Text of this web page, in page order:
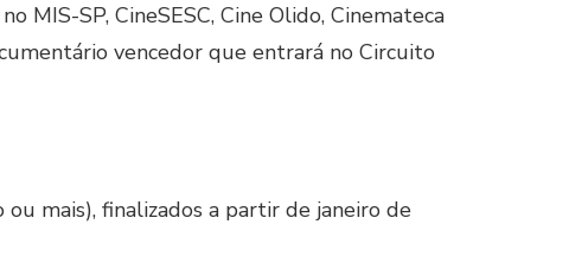
MIS-SP, CineSESC, Cine Olido, Cinemateca
vencedor que entrará no Circuito
mais), finalizados a partir de janeiro de